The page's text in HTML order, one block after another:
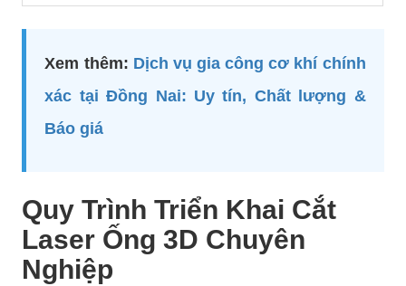
Xem thêm: Dịch vụ gia công cơ khí chính
xác tại Đồng Nai: Uy tín, Chất lượng &
Báo giá
Quy Trình Triển Khai Cắt
Laser Ống 3D Chuyên
Nghiệp